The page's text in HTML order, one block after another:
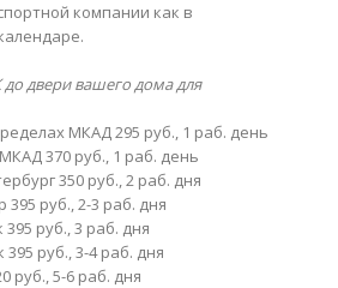
компании как в
двери вашего дома для
МКАД 295 руб., 1 раб. день
370 руб., 1 раб. день
350 руб., 2 раб. дня
руб., 2-3 раб. дня
руб., 3 раб. дня
руб., 3-4 раб. дня
руб., 5-6 раб. дня